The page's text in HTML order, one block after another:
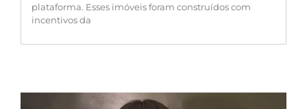
plataforma. Esses imóveis foram construídos com
incentivos da